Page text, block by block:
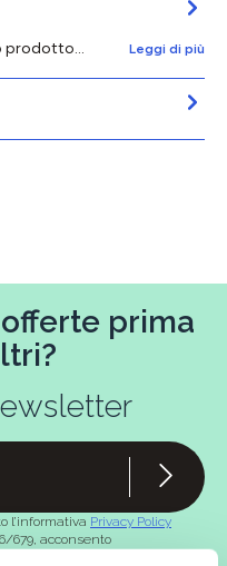
prodotto...
Leggi di più
prima
l’informativa Privacy Policy
679, acconsento